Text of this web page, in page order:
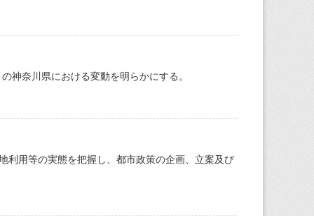
神奈川県における変動を明らかにする。
利用等の実態を把握し、都市政策の企画、立案及び